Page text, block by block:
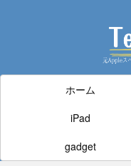
ホーム
iPad
gadget